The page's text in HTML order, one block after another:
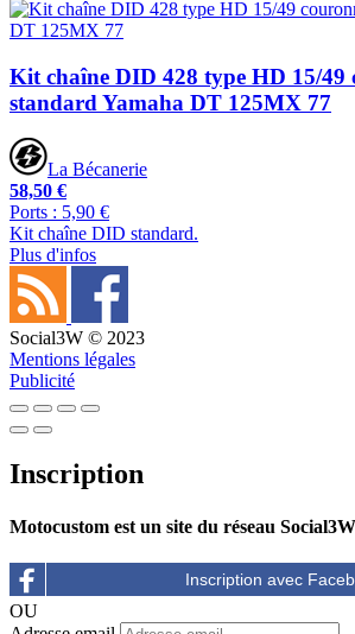
Kit chaîne DID 428 type HD 15/49
standard Yamaha DT 125MX 77
La Bécanerie
58,50 €
Ports : 5,90 €
Kit chaîne DID standard.
Plus d'infos
Social3W © 2023
Mentions légales
Publicité
Inscription
Motocustom est un site du réseau
OU